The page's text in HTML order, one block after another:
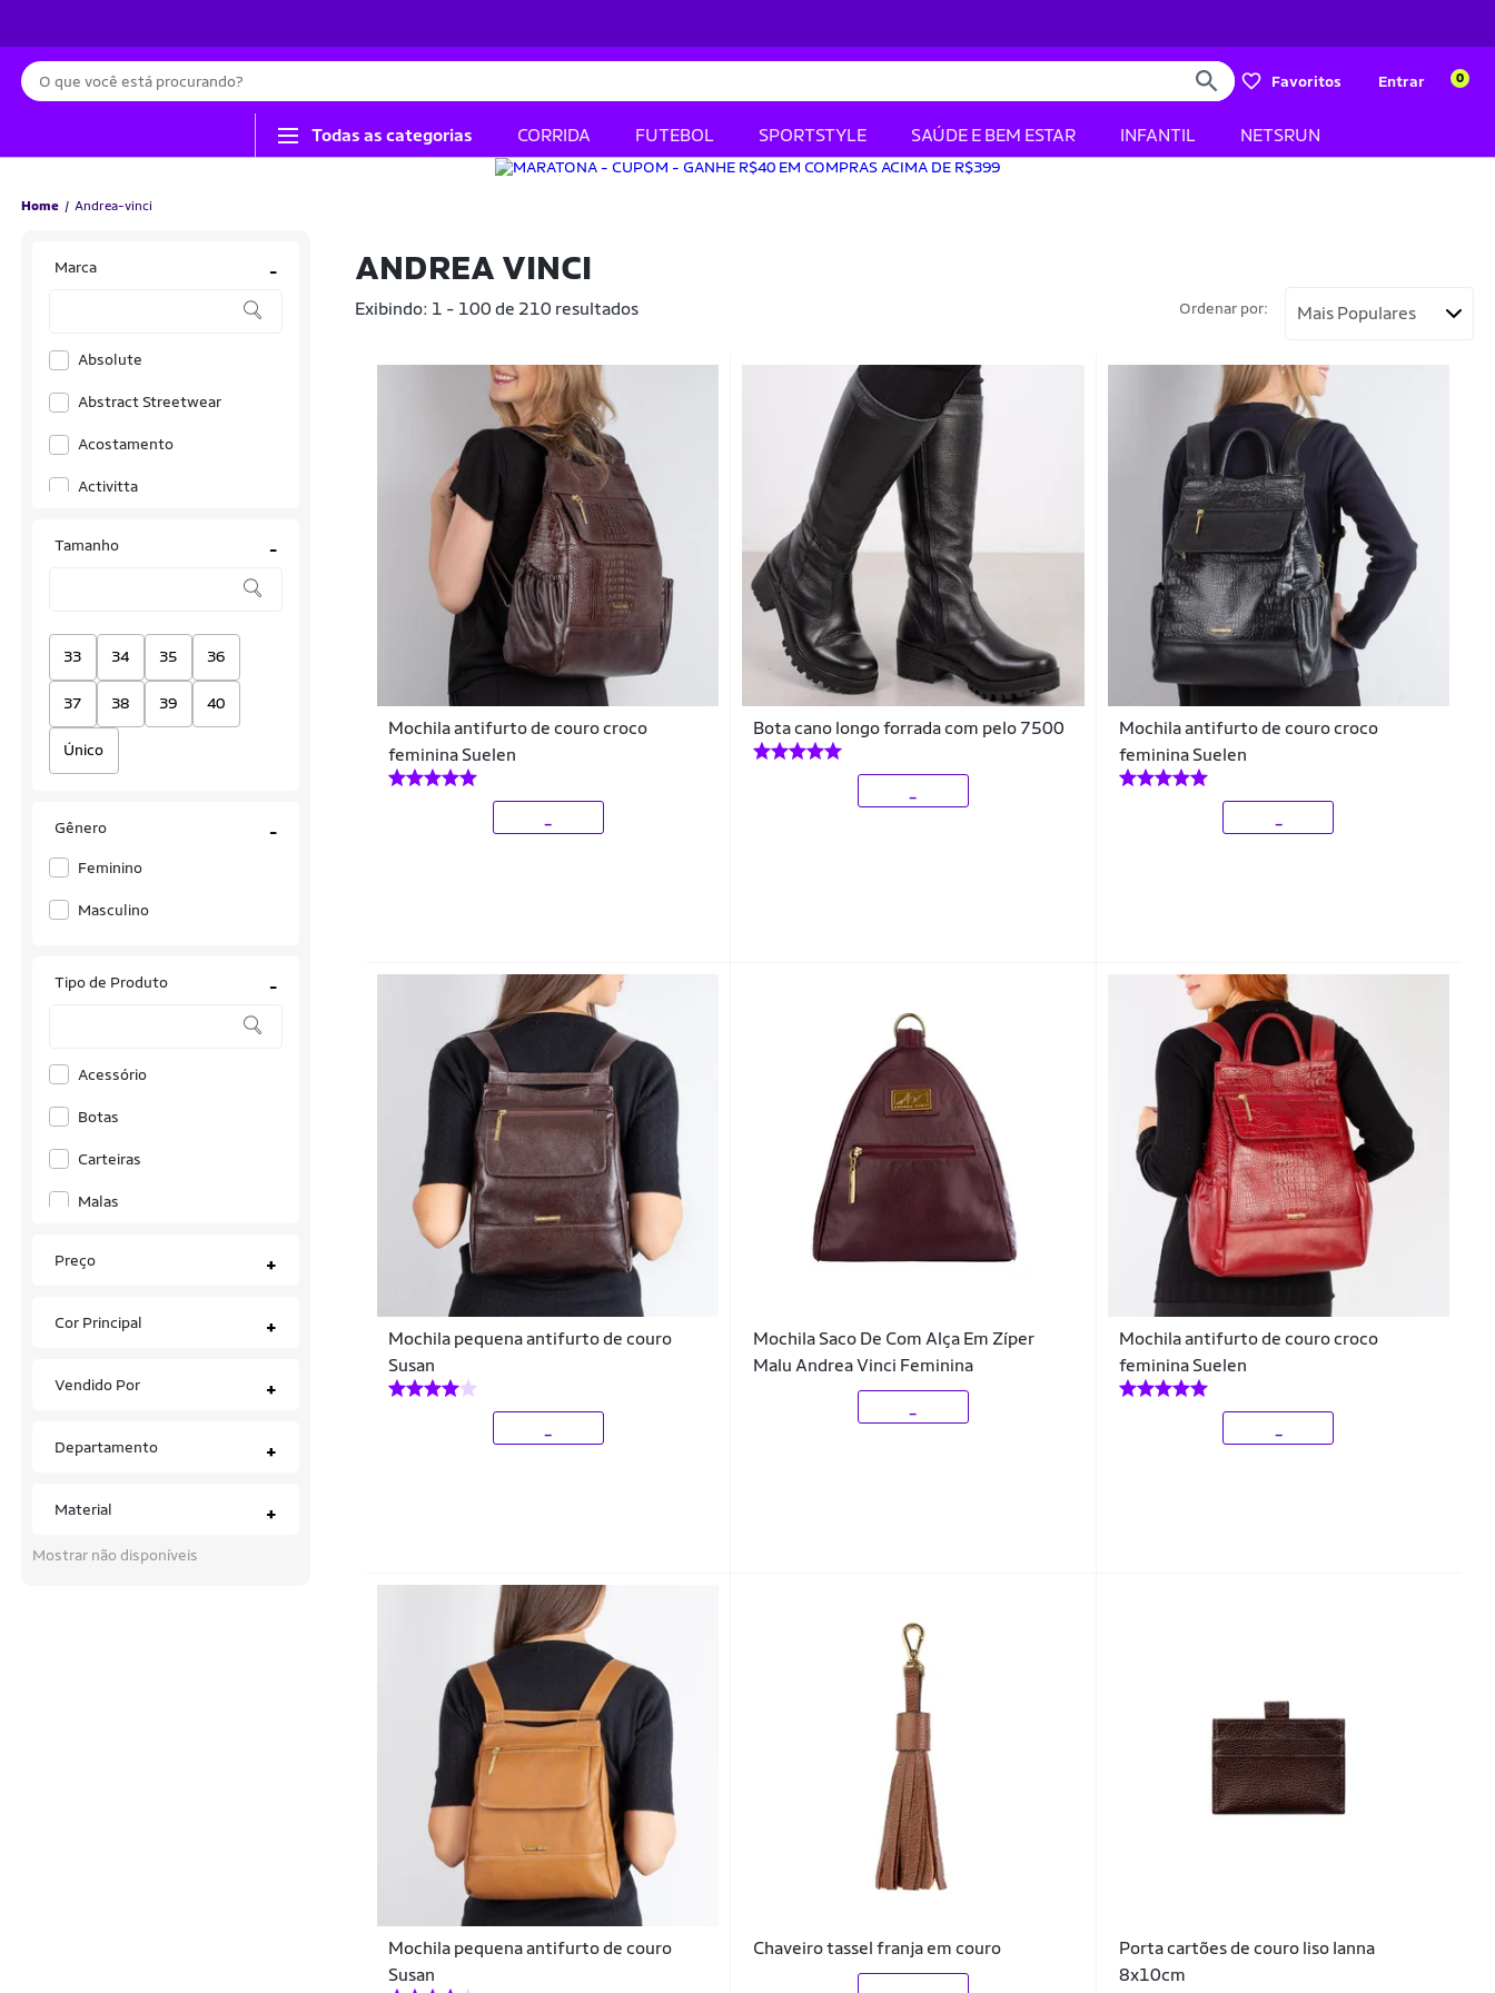
Busca
Favoritos Entrar 0
Todas as categorias CORRIDA FUTEBOL SPORTSTYLE SAÚDE E BEM ESTAR INFANTIL NETSRUN
Home Andrea-vinci
Marca -
Absolute
Abstract Streetwear
Acostamento
Activitta
Aleatory
ALKARY
Anacapri
Andrea-vinci
Anticorpus JeansWear
ARAUTO JEANS
Arena
Asc
Ascension
Asics
Balboa
Beira Rio
Bella Fiore
Tamanho -
33 34 35 36
37 38 39 40
Único
Gênero -
Feminino
Masculino
Tipo de Produto -
Acessório
Botas
Carteiras
Malas
Tênis
Preço +
Cor Principal +
Vendido Por +
Departamento +
Material +
Mostrar não disponíveis
ANDREA VINCI
Exibindo: 1 - 100 de 210 resultados Ordenar por:
Mochila antifurto de couro croco
feminina Suelen
Bota cano longo forrada com pelo 7500
Mochila antifurto de couro croco
feminina Suelen
Mochila pequena antifurto de couro
Susan
Mochila Saco De Com Alça Em Zíper
Malu Andrea Vinci Feminina
Mochila antifurto de couro croco
feminina Suelen
Mochila pequena antifurto de couro
Susan
Chaveiro tassel franja em couro
Porta cartões de couro liso Ianna
8x10cm